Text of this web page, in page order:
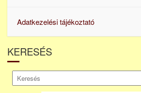
Adatkezelési tájékoztató
KERESÉS